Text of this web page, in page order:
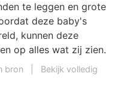
te leggen en grote
deze baby's
kunnen deze
op alles wat zij zien.
bron
Bekijk volledig